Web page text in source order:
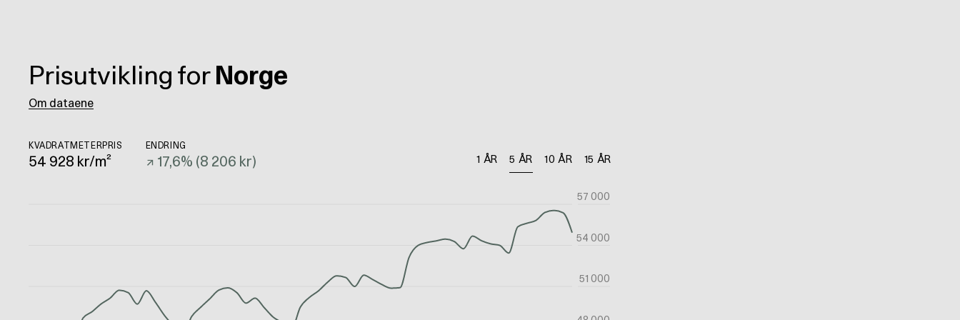
Prisutvikling for Norge
Om dataene
1 ÅR 5 ÅR 10 ÅR 15 ÅR
KVADRATMETERPRIS
54 928 kr/m²
ENDRING
↗ 17,6% (8 206 kr)
51 000
54 000
57 000